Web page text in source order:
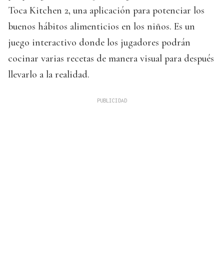
Toca Kitchen 2, una aplicación para potenciar los
buenos hábitos alimenticios en los niños. Es un
juego interactivo donde los jugadores podrán
cocinar varias recetas de manera visual para después
llevarlo a la realidad.